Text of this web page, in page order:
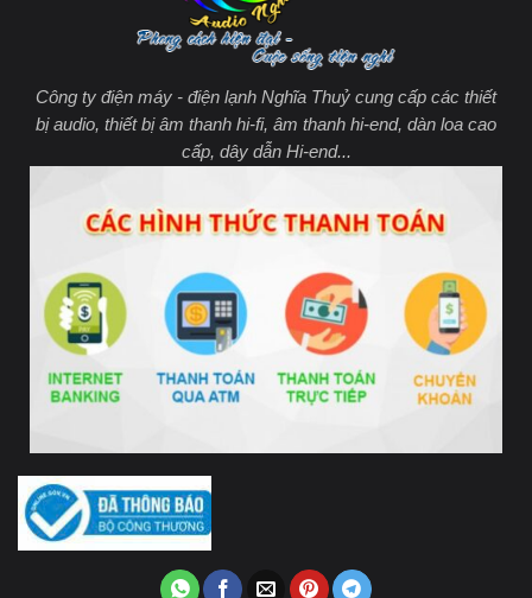
Công ty điện máy - điện lạnh Nghĩa Thuỷ cung cấp các thiết
bị audio, thiết bị âm thanh hi-fi, âm thanh hi-end, dàn loa cao
cấp, dây dẫn Hi-end...